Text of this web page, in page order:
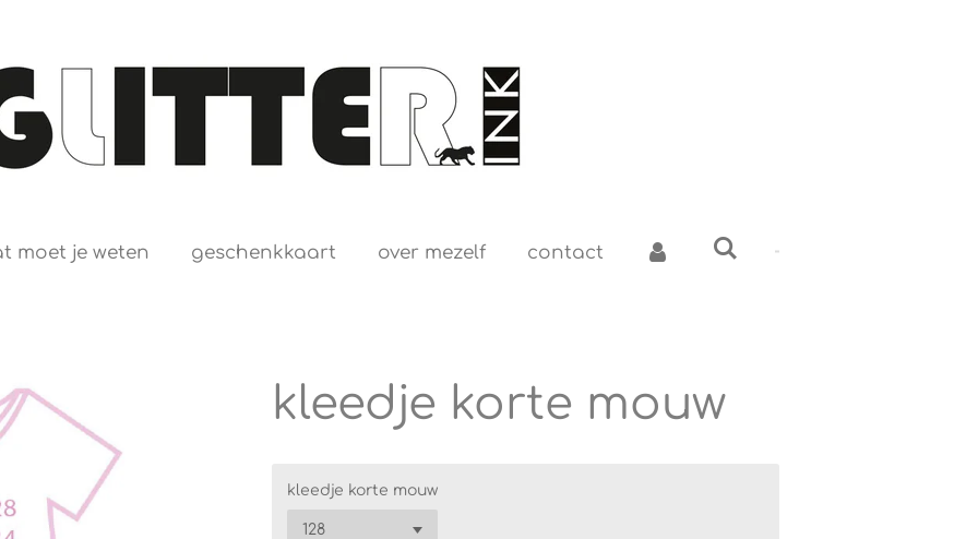
moet je weten geschenkkaart over mezelf contact
kleedje korte mouw
kleedje korte mouw